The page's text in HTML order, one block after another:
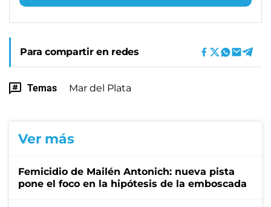
Para compartir en redes
Temas Mar del Plata
Ver más
Femicidio de Mailén Antonich: nueva pista
pone el foco en la hipótesis de la emboscada